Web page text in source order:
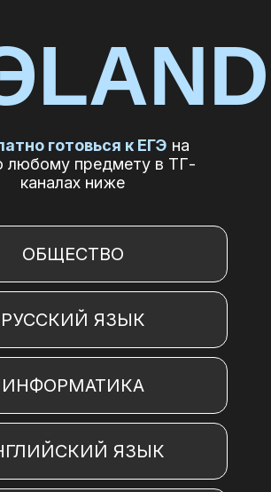
ИНФОРМАТИКА
ЯЗЫК
РУССКИЙ ЯЗЫК
ОБЩЕСТВО
готовься к ЕГЭ на
любому предмету в ТГ-
каналах ниже